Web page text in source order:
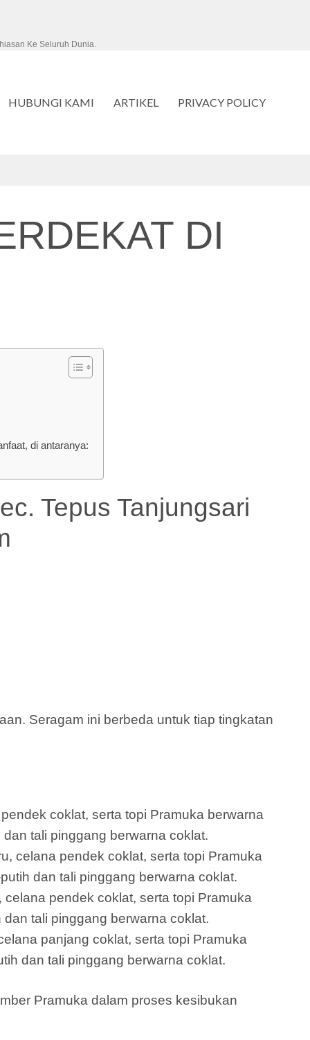
Ke Seluruh Dunia.
HUBUNGI KAMI ARTIKEL PRIVACY POLICY
DI
di antaranya:
Tepus Tanjungsari
Seragam ini berbeda untuk tiap tingkatan
coklat, serta topi Pramuka berwarna
tali pinggang berwarna coklat.
celana pendek coklat, serta topi Pramuka
dan tali pinggang berwarna coklat.
pendek coklat, serta topi Pramuka
tali pinggang berwarna coklat.
panjang coklat, serta topi Pramuka
dan tali pinggang berwarna coklat.
Pramuka dalam proses kesibukan